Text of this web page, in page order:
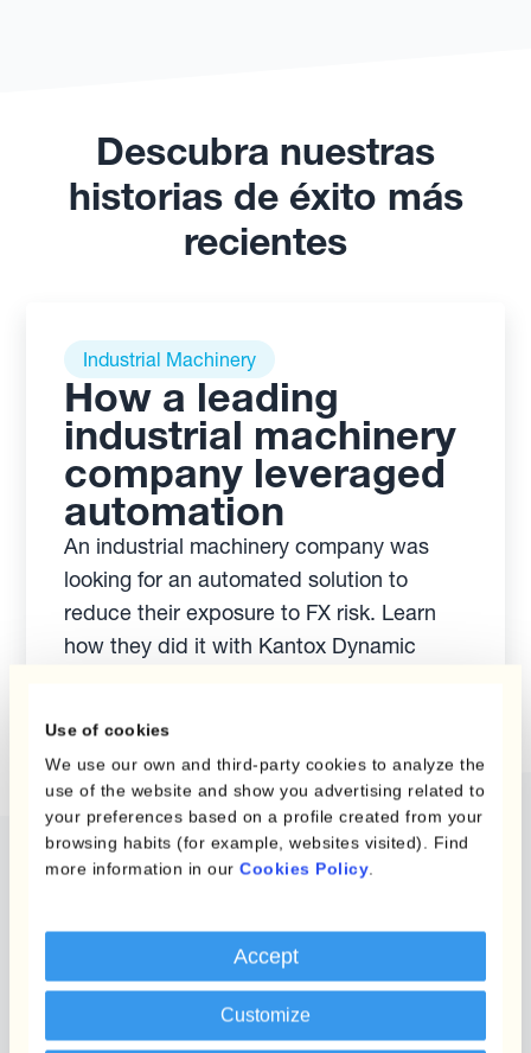
Use of cookies
We use our own and third-party cookies to analyze the
use of the website and show you advertising related to
your preferences based on a profile created from your
browsing habits (for example, websites visited). Find
more information in our Cookies Policy.
Accept
Customize
Descubra nuestras
historias de éxito más
recientes
Industrial Machinery
How a leading
industrial machinery
company leveraged
automation
An industrial machinery company was
looking for an automated solution to
reduce their exposure to FX risk. Learn
how they did it with Kantox Dynamic
Comience a beneficiarse
de la automatización de la
gestión de divisas
Permitimos que las empresas empiecen a